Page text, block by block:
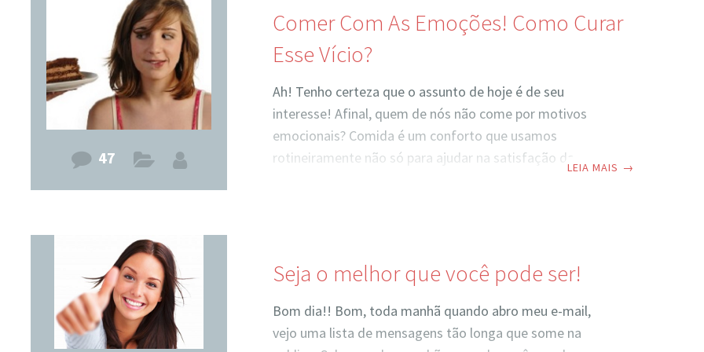
47
Comer Com As Emoções! Como Curar
Esse Vício?
Ah! Tenho certeza que o assunto de hoje é de seu
interesse! Afinal, quem de nós não come por motivos
emocionais? Comida é um conforto que usamos
rotineiramente não só para ajudar na satisfação da
dele? Tudo isso eu vou cobrir agora neste nosso bate-
papo, tranquilo?
LEIA MAIS →
Seja o melhor que você pode ser!
Bom dia!! Bom, toda manhã quando abro meu e-mail,
vejo uma lista de mensagens tão longa que some na